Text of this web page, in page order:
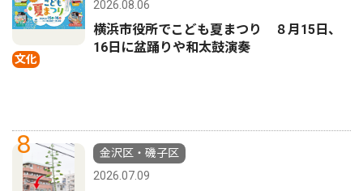
文化
2026.08.06
横浜市役所でこども夏まつり ８月15日、
16日に盆踊りや和太鼓演奏
8
金沢区・磯子区
2026.07.09